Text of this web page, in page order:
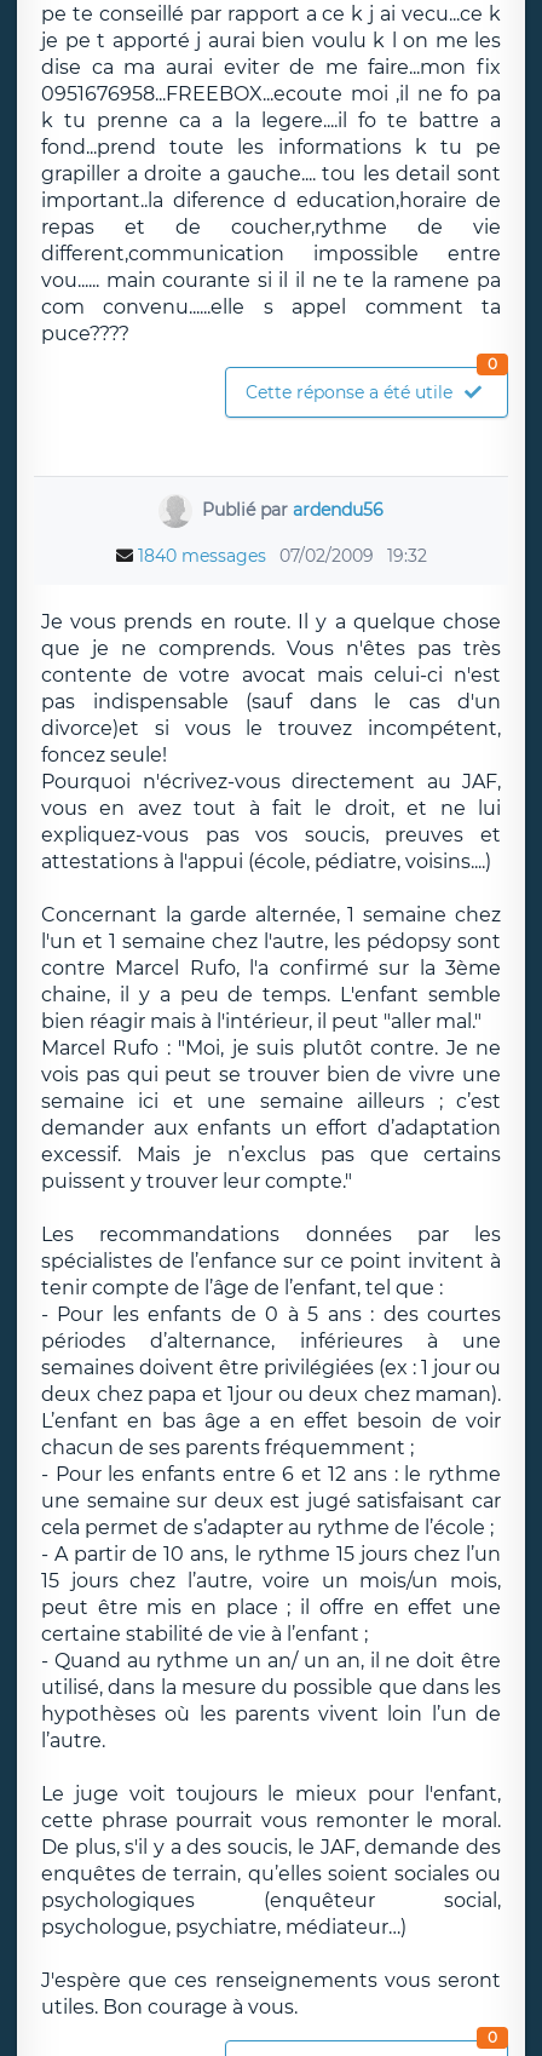
pe te conseillé par rapport a ce k j ai vecu...ce k
je pe t apporté j aurai bien voulu k l on me les
dise ca ma aurai eviter de me faire...mon fix
0951676958...FREEBOX...ecoute moi ,il ne fo pa
k tu prenne ca a la legere....il fo te battre a
fond...prend toute les informations k tu pe
grapiller a droite a gauche.... tou les detail sont
important..la diference d education,horaire de
repas et de coucher,rythme de vie
different,communication impossible entre
vou...... main courante si il il ne te la ramene pa
com convenu......elle s appel comment ta
puce????
Cette réponse a été utile
0
Publié par ardendu56
1840 messages 07/02/2009 19:32
Je vous prends en route. Il y a quelque chose
que je ne comprends. Vous n'êtes pas très
contente de votre avocat mais celui-ci n'est
pas indispensable (sauf dans le cas d'un
divorce)et si vous le trouvez incompétent,
foncez seule!
Pourquoi n'écrivez-vous directement au JAF,
vous en avez tout à fait le droit, et ne lui
expliquez-vous pas vos soucis, preuves et
attestations à l'appui (école, pédiatre, voisins....)
Concernant la garde alternée, 1 semaine chez
l'un et 1 semaine chez l'autre, les pédopsy sont
contre Marcel Rufo, l'a confirmé sur la 3ème
chaine, il y a peu de temps. L'enfant semble
bien réagir mais à l'intérieur, il peut "aller mal."
Marcel Rufo : "Moi, je suis plutôt contre. Je ne
vois pas qui peut se trouver bien de vivre une
semaine ici et une semaine ailleurs ; c’est
demander aux enfants un effort d’adaptation
excessif. Mais je n’exclus pas que certains
puissent y trouver leur compte."
Les recommandations données par les
spécialistes de l’enfance sur ce point invitent à
tenir compte de l’âge de l’enfant, tel que :
- Pour les enfants de 0 à 5 ans : des courtes
périodes d’alternance, inférieures à une
semaines doivent être privilégiées (ex : 1 jour ou
deux chez papa et 1jour ou deux chez maman).
L’enfant en bas âge a en effet besoin de voir
chacun de ses parents fréquemment ;
- Pour les enfants entre 6 et 12 ans : le rythme
une semaine sur deux est jugé satisfaisant car
cela permet de s’adapter au rythme de l’école ;
- A partir de 10 ans, le rythme 15 jours chez l’un
15 jours chez l’autre, voire un mois/un mois,
peut être mis en place ; il offre en effet une
certaine stabilité de vie à l’enfant ;
- Quand au rythme un an/ un an, il ne doit être
utilisé, dans la mesure du possible que dans les
hypothèses où les parents vivent loin l’un de
l’autre.
Le juge voit toujours le mieux pour l'enfant,
cette phrase pourrait vous remonter le moral.
De plus, s'il y a des soucis, le JAF, demande des
enquêtes de terrain, qu’elles soient sociales ou
psychologiques (enquêteur social,
psychologue, psychiatre, médiateur…)
J'espère que ces renseignements vous seront
utiles. Bon courage à vous.
0